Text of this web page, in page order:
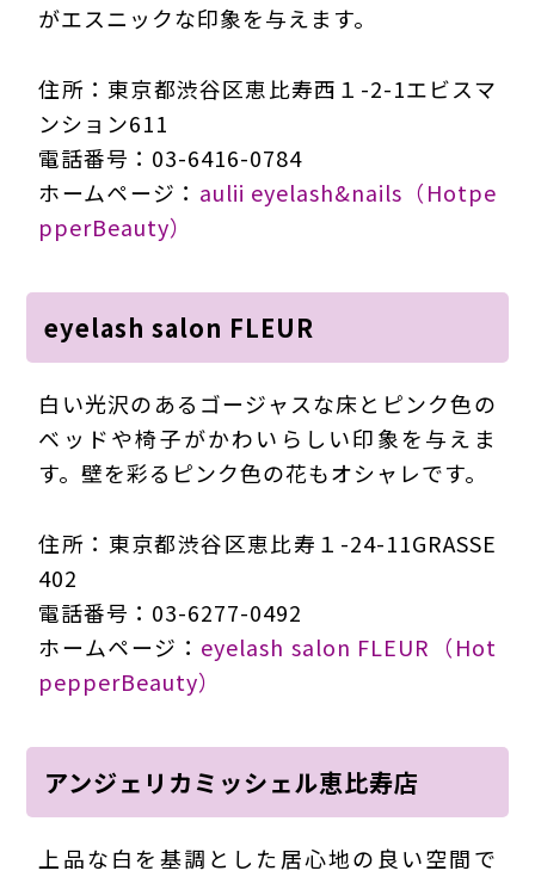
がエスニックな印象を与えます。
住所：東京都渋谷区恵比寿西１-2-1エビスマ
ンション611
電話番号：03-6416-0784
ホームページ： aulii eyelash&nails（Hotpe
pperBeauty）
eyelash salon FLEUR
白い光沢のあるゴージャスな床とピンク色の
ベッドや椅子がかわいらしい印象を与えま
す。壁を彩るピンク色の花もオシャレです。
住所：東京都渋谷区恵比寿１-24-11GRASSE
402
電話番号：03-6277-0492
ホームページ： eyelash salon FLEUR（Hot
pepperBeauty）
アンジェリカミッシェル恵比寿店
上品な白を基調とした居心地の良い空間で